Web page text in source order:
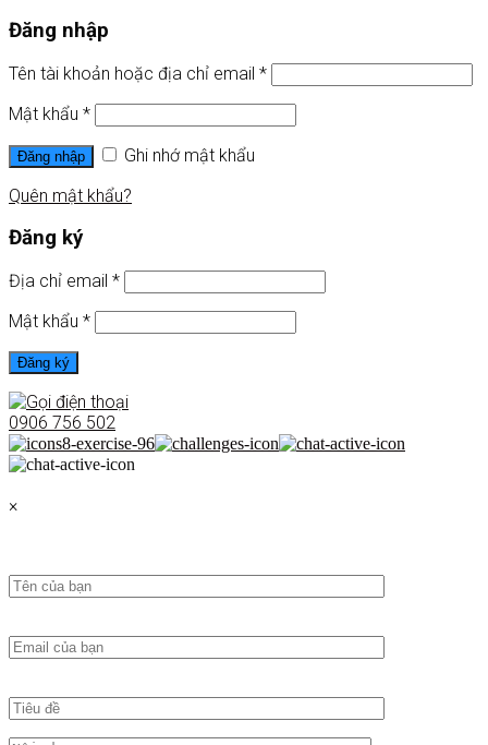
Đăng nhập
Tên tài khoản hoặc địa chỉ email *
Mật khẩu *
Đăng nhập
Ghi nhớ mật khẩu
Quên mật khẩu?
Đăng ký
Địa chỉ email *
Mật khẩu *
Đăng ký
0906 756 502
×